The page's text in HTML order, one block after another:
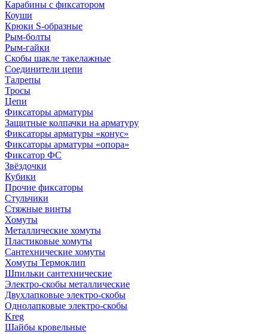
Карабины с фиксатором
Коуши
Крюки S-образные
Рым-болты
Рым-гайки
Скобы шакле такелажные
Соединители цепи
Талрепы
Тросы
Цепи
Фиксаторы арматуры
Защитные колпачки на арматуру
Фиксаторы арматуры «конус»
Фиксаторы арматуры «опора»
Фиксатор ФС
Звёздочки
Кубики
Прочие фиксаторы
Стульчики
Стяжные винты
Хомуты
Металлические хомуты
Пластиковые хомуты
Сантехнические хомуты
Хомуты Термоклип
Шпильки сантехнические
Электро-скобы металлические
Двухлапковые электро-скобы
Однолапковые электро-скобы
Kreg
Шайбы кровельные